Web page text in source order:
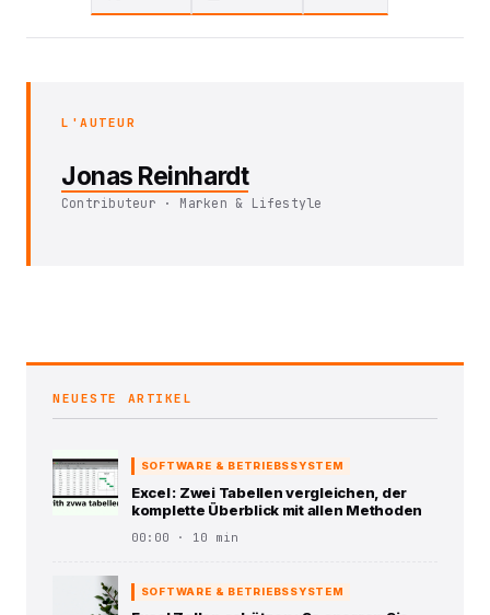
L'AUTEUR
Jonas Reinhardt
Contributeur · Marken & Lifestyle
NEUESTE ARTIKEL
SOFTWARE & BETRIEBSSYSTEM
Excel : Zwei Tabellen vergleichen, der
komplette Überblick mit allen Methoden
00:00 · 10 min
SOFTWARE & BETRIEBSSYSTEM